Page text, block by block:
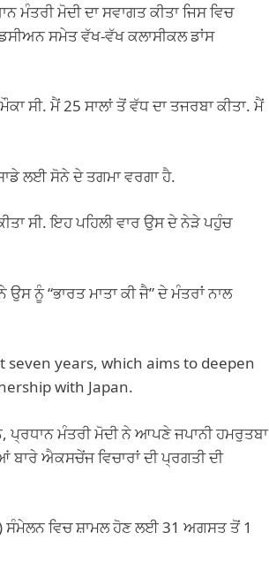
ਮੋਦੀ ਦਾ ਸਵਾਗਤ ਕੀਤਾ ਜਿਸ ਵਿਚ
ਸਮੇਤ ਵੱਖ-ਵੱਖ ਕਲਾਸੀਕਲ ਡਾਂਸ
ਸੀ. ਮੈਂ 25 ਸਾਲਾਂ ਤੋਂ ਵੱਧ ਦਾ ਤਜਰਬਾ ਕੀਤਾ. ਮੈਂ
ਲਈ ਸੋਨੇ ਦੇ ਤਗਮਾ ਵਰਗਾ ਹੈ.
ਸੀ. ਇਹ ਪਹਿਲੀ ਵਾਰ ਉਸ ਦੇ ਨੇੜੇ ਪਹੁੰਚ
ਨੂੰ “ਭਾਰਤ ਮਾਤਾ ਕੀ ਜੈ” ਦੇ ਮੰਤਰਾਂ ਨਾਲ
seven years, which aims to deepen
with Japan.
ਪ੍ਰਧਾਨ ਮੰਤਰੀ ਮੋਦੀ ਨੇ ਆਪਣੇ ਜਪਾਨੀ ਹਮਰੁਤਬਾ
ਐਕਸਚੇਂਜ ਵਿਚਾਰਾਂ ਦੀ ਪ੍ਰਗਤੀ ਦੀ
ਸੰਮੇਲਨ ਵਿਚ ਸ਼ਾਮਲ ਹੋਣ ਲਈ 31 ਅਗਸਤ ਤੋਂ 1